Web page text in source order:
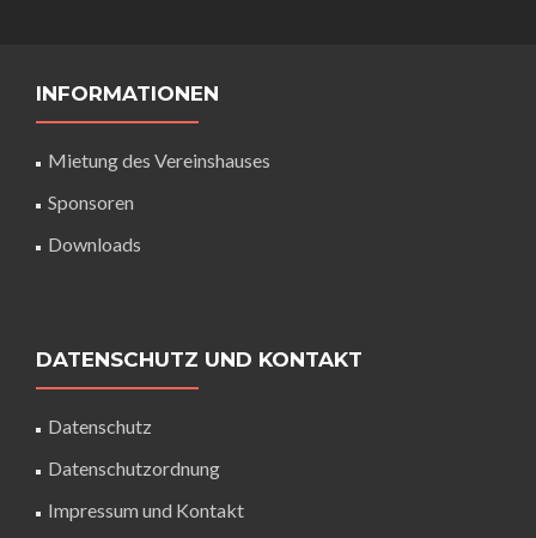
INFORMATIONEN
Mietung des Vereinshauses
Sponsoren
Downloads
DATENSCHUTZ UND KONTAKT
Datenschutz
Datenschutzordnung
Impressum und Kontakt